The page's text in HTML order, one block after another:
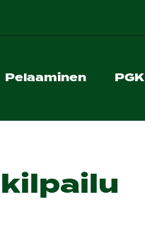
Pelaaminen PGK